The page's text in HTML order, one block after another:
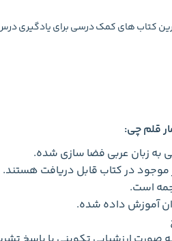
کتاب های کمک درسی برای یادگیری
قلم چی:
به زبان عربی فضا سازی شده.
موجود در کتاب قابل دریافت هستند.
است.
آموزش داده شده.